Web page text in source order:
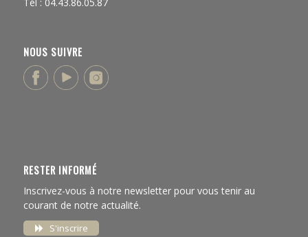
NOUS SUIVRE
RESTER INFORMÉ
Inscrivez-vous à notre newsletter pour vous tenir au
courant de notre actualité.
S'inscrire